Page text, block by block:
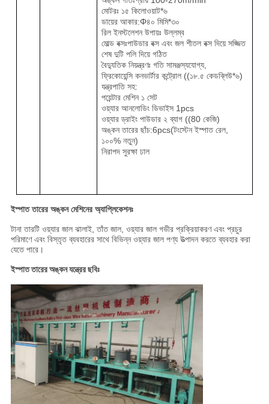
মোটরঃ ১৫ কিলোওয়াট*৬
ডায়ের আকার:Φ৪০ মিমি*৩০
রিল ইনস্টলেশন উপায়ঃ উল্লম্ব
মোল্ড বক্সঃপাউডার বক্স এবং জল শীতল বক্স দিয়ে সজ্জিত
শেষ দুটি পলি দিয়ে গঠিত
বৈদ্যুতিক নিয়ন্ত্রণঃ গতি সামঞ্জস্যযোগ্য,
ফ্রিকোয়েন্সি কনভার্টার কন্ট্রোল ((১৮.৫ কেডব্লিউ*৬)
যন্ত্রপাতি সহ:
পয়েন্টার মেশিন ১ সেট
ওয়্যার আনলোডিং ডিভাইস 1pcs
ওয়্যার ড্রাইং পাউডার ২ ব্যাগ ((80 কেজি)
অঙ্কন তারের ছাঁচ:6pcs(টংস্টেন ইস্পাত রেল,
১০০% নতুন)
নিরাপদ সুরক্ষা ঢাল
ইস্পাত তারের অঙ্কন মেশিনের অ্যাপ্লিকেশনঃ
টানা তারটি ওয়্যার জাল ঝালাই, তাঁত জাল, ওয়্যার জাল গভীর প্রক্রিয়াকরণ এবং প্রচুর
পরিমাণে এবং বিস্তৃত ব্যবহারের সাথে বিভিন্ন ওয়্যার জাল পণ্য উত্পাদন করতে ব্যবহার করা
যেতে পারে।
ইস্পাত তারের অঙ্কন যন্ত্রের ছবিঃ